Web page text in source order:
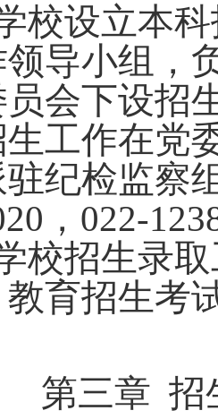
校设立本
导小组，
会下设招
工作在党
纪检监察
， 022-
校招生录
教育招生考
第三章 招